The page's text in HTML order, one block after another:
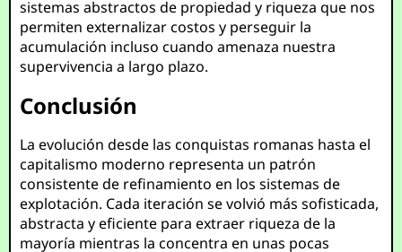
sistemas abstractos de propiedad y riqueza que nos
permiten externalizar costos y perseguir la
acumulación incluso cuando amenaza nuestra
supervivencia a largo plazo.
Conclusión
La evolución desde las conquistas romanas hasta el
capitalismo moderno representa un patrón
consistente de refinamiento en los sistemas de
explotación. Cada iteración se volvió más sofisticada,
abstracta y eficiente para extraer riqueza de la
mayoría mientras la concentra en unas pocas